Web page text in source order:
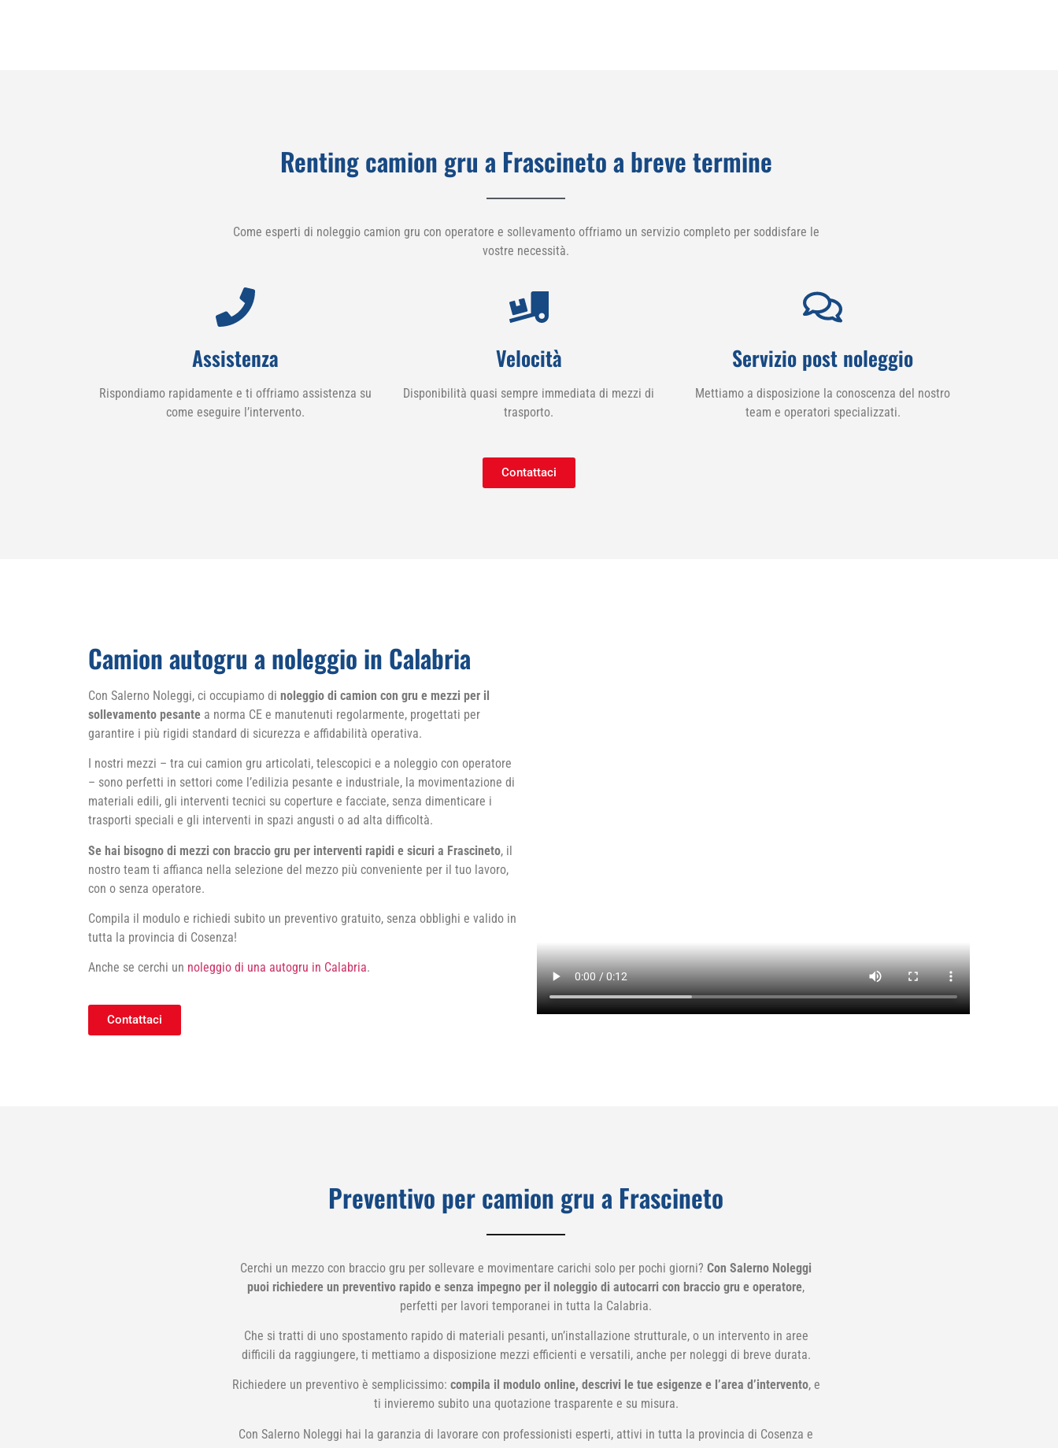
Renting camion gru a Frascineto a breve termine
Come esperti di noleggio camion gru con operatore e sollevamento offriamo un servizio completo per soddisfare le
vostre necessità.
Assistenza
Rispondiamo rapidamente e ti offriamo assistenza su
come eseguire l’intervento.
Velocità
Disponibilità quasi sempre immediata di mezzi di
trasporto.
Servizio post noleggio
Mettiamo a disposizione la conoscenza del nostro
team e operatori specializzati.
Contattaci
Camion autogru a noleggio in Calabria
Con Salerno Noleggi, ci occupiamo di noleggio di camion con gru e mezzi per il
sollevamento pesante a norma CE e manutenuti regolarmente, progettati per
garantire i più rigidi standard di sicurezza e affidabilità operativa.
I nostri mezzi – tra cui camion gru articolati, telescopici e a noleggio con operatore
– sono perfetti in settori come l’edilizia pesante e industriale, la movimentazione di
materiali edili, gli interventi tecnici su coperture e facciate, senza dimenticare i
trasporti speciali e gli interventi in spazi angusti o ad alta difficoltà.
Se hai bisogno di mezzi con braccio gru per interventi rapidi e sicuri a Frascineto, il
nostro team ti affianca nella selezione del mezzo più conveniente per il tuo lavoro,
con o senza operatore.
Compila il modulo e richiedi subito un preventivo gratuito, senza obblighi e valido in
tutta la provincia di Cosenza!
Anche se cerchi un noleggio di una autogru in Calabria.
Contattaci
Preventivo per camion gru a Frascineto
Cerchi un mezzo con braccio gru per sollevare e movimentare carichi solo per pochi giorni?Con Salerno Noleggi
puoi richiedere un preventivo rapido e senza impegno per il noleggio di autocarri con braccio gru e operatore,
perfetti per lavori temporanei in tutta la Calabria.
Che si tratti di uno spostamento rapido di materiali pesanti, un’installazione strutturale, o un intervento in aree
difficili da raggiungere, ti mettiamo a disposizione mezzi efficienti e versatili, anche per noleggi di breve durata.
Richiedere un preventivo è semplicissimo: compila il modulo online, descrivi le tue esigenze e l’area d’intervento, e
ti invieremo subito una quotazione trasparente e su misura.
Con Salerno Noleggi hai la garanzia di lavorare con professionisti esperti, attivi in tutta la provincia di Cosenza e